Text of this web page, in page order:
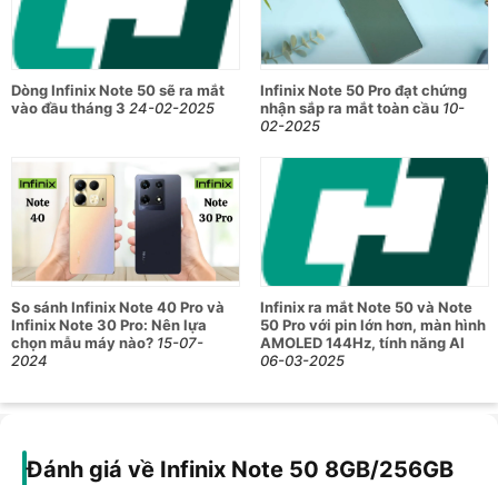
Kích thước
163.3 x 74.4 x 7.6 mm
Trọng lượng
~199g
Chất liệu
Khung hợp kim độ bền cao
Màn hình
Kích thước
6.78 inch
Công nghệ sử dụng
AMOLED
Tần số quét
Độ sáng
Tối đa 1300 nit
Hệ điều hành & Vi xử lý & Đồ họa
Dòng Infinix Note 50 sẽ ra mắt
vào đầu tháng 3 24-02-2025
Infinix Note 50 Pro đạt chứng
nhận sắp ra mắt toàn cầu 10-
02-2025
So sánh Infinix Note 40 Pro và
Infinix Note 30 Pro: Nên lựa
chọn mẫu máy nào? 15-07-
2024
Infinix ra mắt Note 50 và Note
50 Pro với pin lớn hơn, màn hình
AMOLED 144Hz, tính năng AI
06-03-2025
Đánh giá về Infinix Note 50 8GB/256GB